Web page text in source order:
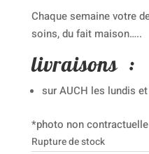
Chaque semaine votre
soins, du fait maison…..
livraisons :
sur AUCH les lundis
*photo non contractuelle
Rupture de stock